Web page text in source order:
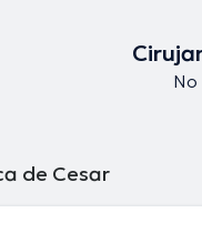
No
de Cesar